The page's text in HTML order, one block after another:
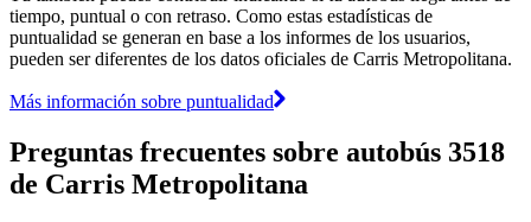
tiempo, puntual o con retraso. Como estas estadísticas de
puntualidad se generan en base a los informes de los usuarios,
pueden ser diferentes de los datos oficiales de Carris Metropolitana.
Más información sobre puntualidad
Preguntas frecuentes sobre autobús 3518
de Carris Metropolitana